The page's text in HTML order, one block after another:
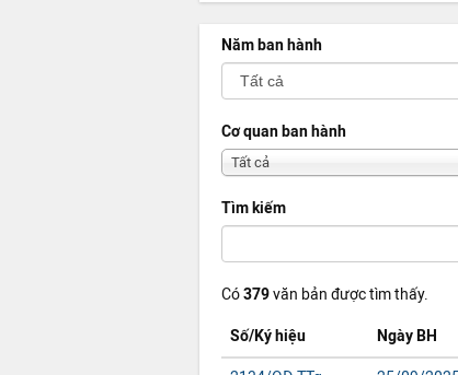
Năm ban hành
Cơ quan ban hành
Tất cả
Tìm kiếm
Có379văn bản được tìm thấy.
Số/Ký hiệu Ngày BH